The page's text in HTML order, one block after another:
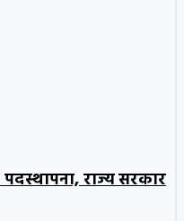
राज्य सरकार